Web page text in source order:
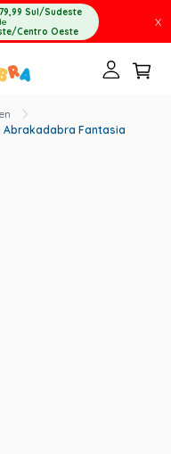
Sul/Sudeste
Centro Oeste
X
Abrakadabra Fantasia